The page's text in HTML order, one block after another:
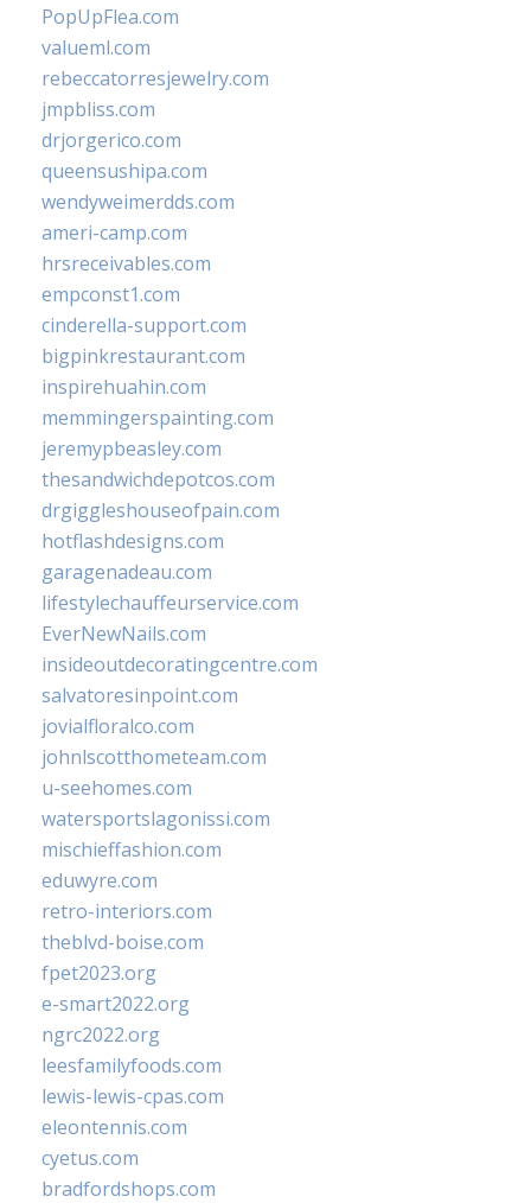
PopUpFlea.com
valueml.com
rebeccatorresjewelry.com
jmpbliss.com
drjorgerico.com
queensushipa.com
wendyweimerdds.com
ameri-camp.com
hrsreceivables.com
empconst1.com
cinderella-support.com
bigpinkrestaurant.com
inspirehuahin.com
memmingerspainting.com
jeremypbeasley.com
thesandwichdepotcos.com
drgiggleshouseofpain.com
hotflashdesigns.com
garagenadeau.com
lifestylechauffeurservice.com
EverNewNails.com
insideoutdecoratingcentre.com
salvatoresinpoint.com
jovialfloralco.com
johnlscotthometeam.com
u-seehomes.com
watersportslagonissi.com
mischieffashion.com
eduwyre.com
retro-interiors.com
theblvd-boise.com
fpet2023.org
e-smart2022.org
ngrc2022.org
leesfamilyfoods.com
lewis-lewis-cpas.com
eleontennis.com
cyetus.com
bradfordshops.com